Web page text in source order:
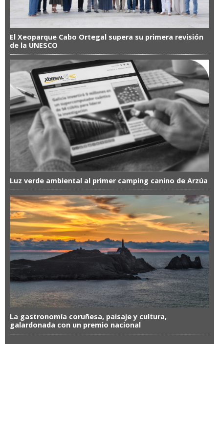
El Xeoparque Cabo Ortegal supera su primera revisión
de la UNESCO
Luz verde ambiental al primer camping canino de Arzúa
La gastronomía coruñesa, paisaje y cultura,
galardonada con un premio nacional